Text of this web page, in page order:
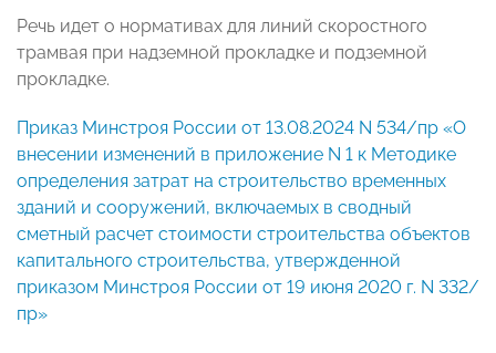
Речь идет о нормативах для линий скоростного
трамвая при надземной прокладке и подземной
прокладке.
Приказ Минстроя России от 13.08.2024 N 534/пр «О
внесении изменений в приложение N 1 к Методике
определения затрат на строительство временных
зданий и сооружений, включаемых в сводный
сметный расчет стоимости строительства объектов
капитального строительства, утвержденной
приказом Минстроя России от 19 июня 2020 г. N 332/
пр»